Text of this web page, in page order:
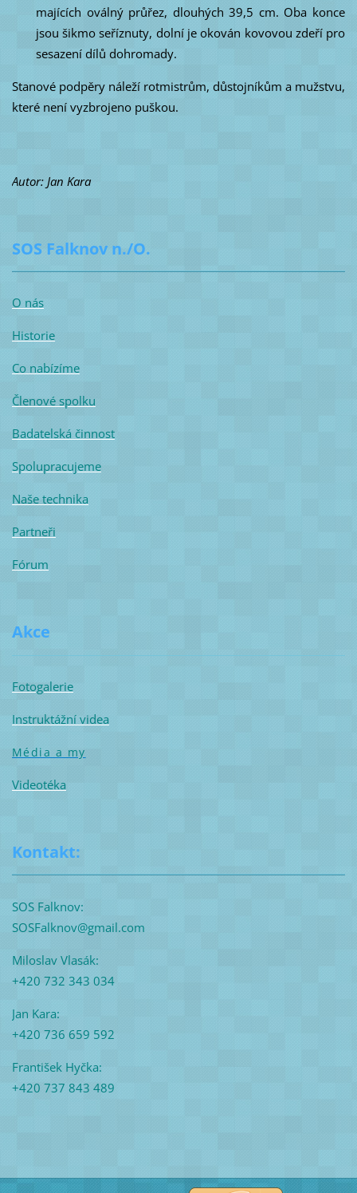
majících oválný průřez, dlouhých 39,5 cm. Oba konce
jsou šikmo seříznuty, dolní je okován kovovou zdeří pro
sesazení dílů dohromady.
Stanové podpěry náleží rotmistrům, důstojníkům a mužstvu,
které není vyzbrojeno puškou.
Autor: Jan Kara
SOS Falknov n./O.
O nás
Historie
Co nabízíme
Členové spolku
Badatelská činnost
Spolupracujeme
Naše technika
Partneři
Fórum
Akce
Fotogalerie
Instruktážní videa
Média a my
Videotéka
Kontakt:
SOS Falknov:
SOSFalknov@gmail.com
Miloslav Vlasák:
+420 732 343 034
Jan Kara:
+420 736 659 592
František Hyčka:
+420 737 843 489